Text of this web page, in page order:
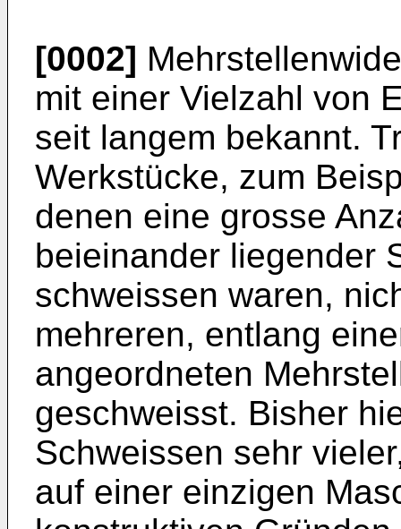
[0002]
mit einer Vielzahl von
seit langem bekannt.
Werkstücke, zum
denen eine grosse
beieinander liegender
schweissen waren,
mehreren, entlang
angeordneten
geschweisst. Bisher
Schweissen sehr
auf einer einzigen